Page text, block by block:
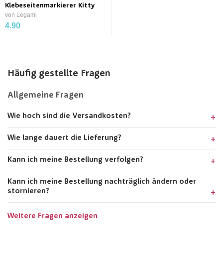
Klebeseitenmarkierer Kitty
von Legami
4.90
Häufig gestellte Fragen
Allgemeine Fragen
Wie hoch sind die Versandkosten?
Wie lange dauert die Lieferung?
Kann ich meine Bestellung verfolgen?
Kann ich meine Bestellung nachträglich ändern oder
stornieren?
Weitere Fragen anzeigen